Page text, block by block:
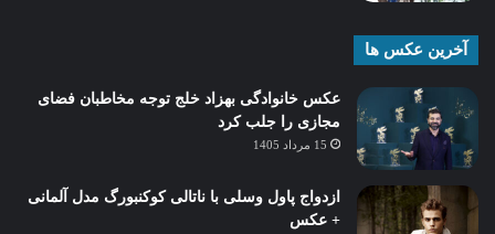
آخرین عکس ها
عکس خانوادگی بهزاد خلج توجه مخاطبان فضای
مجازی را جلب کرد
15 مرداد 1405
ازدواج پاول وسلی با ناتالی کوکنبورگ مدل آلمانی
+ عکس